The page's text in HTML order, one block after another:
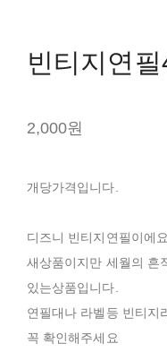
빈티지연필
2,000원
개당가격입니다.
디즈니 빈티지연필이에요.
새상품이지만 세월의 흔
있는상품입니다.
연필대나 라벨등 빈티지
꼭 확인해주세요